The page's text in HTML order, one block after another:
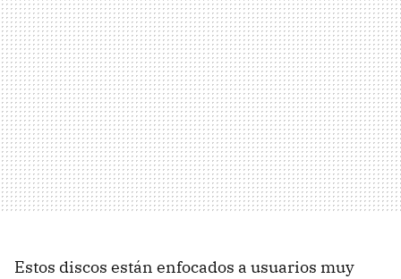
Estos discos están enfocados a usuarios muy